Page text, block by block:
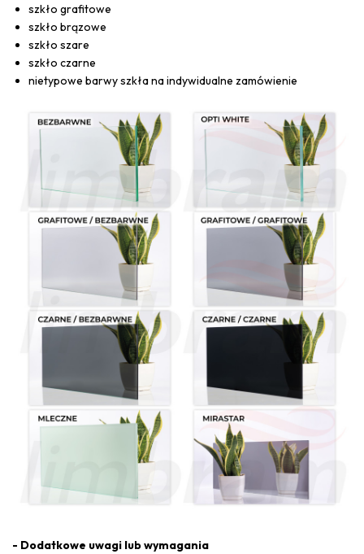
szkło grafitowe
szkło brązowe
szkło szare
szkło czarne
nietypowe barwy szkła na indywidualne zamówienie
- Dodatkowe uwagi lub wymagania